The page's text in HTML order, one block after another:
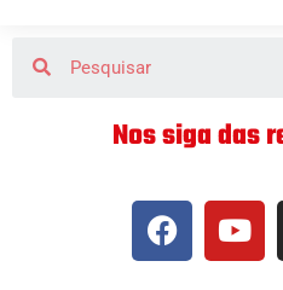
Nos siga das